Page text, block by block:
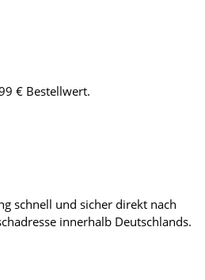
€ Bestellwert.
schnell und sicher direkt nach
innerhalb Deutschlands.